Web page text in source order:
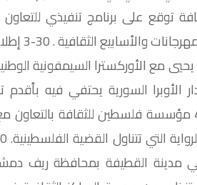
والفنون. 22-3 وزارة الثقافة توقع على برنامج
يتضمن
جندلي يحيي مع الأوركسترا السيمفونية
السورية يحتفي فيه
اكتشف في مدينة أوغاريت السورية . 6-4 مؤسسة فلسطين